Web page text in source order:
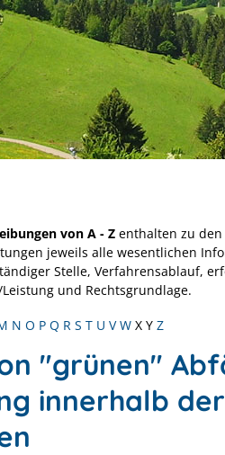
von A - Z enthalten zu
jeweils alle wesentlichen
Stelle, Verfahrensablauf,
und Rechtsgrundlage.
N O P Q R S T U V W X Y Z
"grünen"
innerhalb der